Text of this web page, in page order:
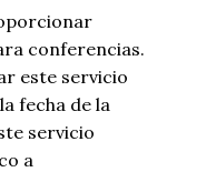
conferencias.
este servicio
fecha de la
servicio
a